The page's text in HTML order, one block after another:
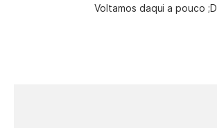
Voltamos daqui a pouco ;D